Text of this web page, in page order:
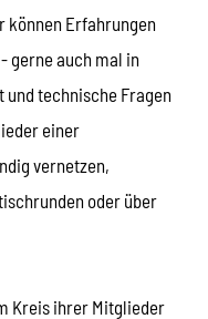
können Erfahrungen
gerne auch mal in
technische Fragen
einer
vernetzen,
oder über
Kreis ihrer Mitglieder